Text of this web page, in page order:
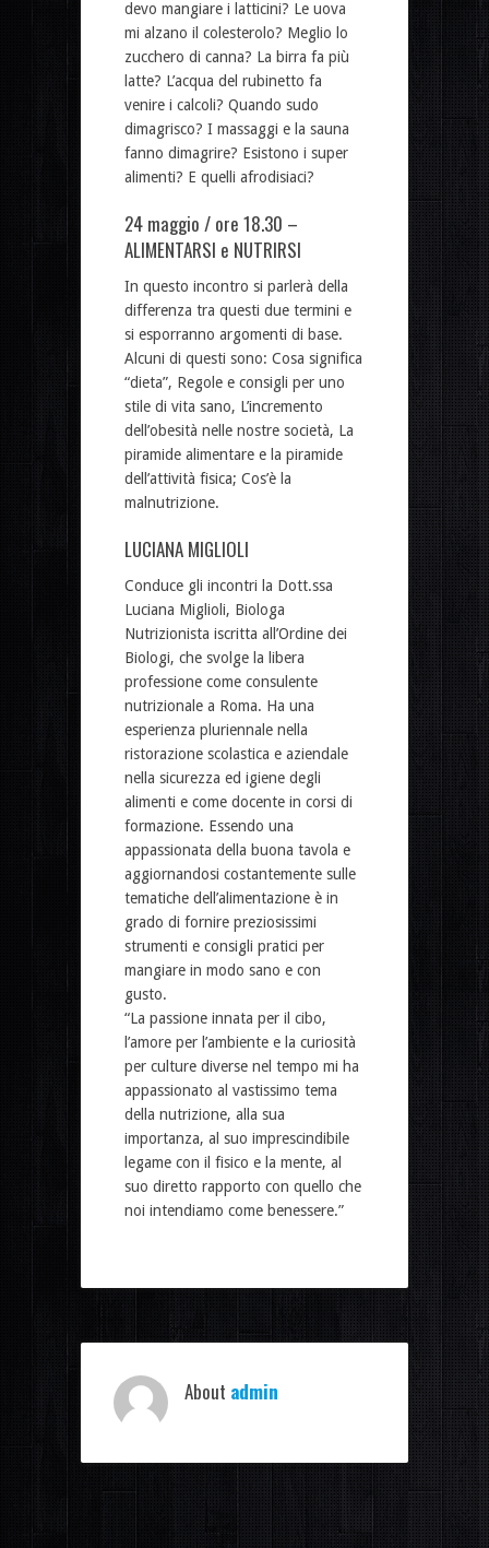
devo mangiare i latticini? Le uova
mi alzano il colesterolo? Meglio lo
zucchero di canna? La birra fa più
latte? L’acqua del rubinetto fa
venire i calcoli? Quando sudo
dimagrisco? I massaggi e la sauna
fanno dimagrire? Esistono i super
alimenti? E quelli afrodisiaci?
24 maggio / ore 18.30 –
ALIMENTARSI e NUTRIRSI
In questo incontro si parlerà della
differenza tra questi due termini e
si esporranno argomenti di base.
Alcuni di questi sono: Cosa significa
“dieta”, Regole e consigli per uno
stile di vita sano, L’incremento
dell’obesità nelle nostre società, La
piramide alimentare e la piramide
dell’attività fisica; Cos’è la
malnutrizione.
LUCIANA MIGLIOLI
Conduce gli incontri la Dott.ssa
Luciana Miglioli, Biologa
Nutrizionista iscritta all’Ordine dei
Biologi, che svolge la libera
professione come consulente
nutrizionale a Roma. Ha una
esperienza pluriennale nella
ristorazione scolastica e aziendale
nella sicurezza ed igiene degli
alimenti e come docente in corsi di
formazione. Essendo una
appassionata della buona tavola e
aggiornandosi costantemente sulle
tematiche dell’alimentazione è in
grado di fornire preziosissimi
strumenti e consigli pratici per
mangiare in modo sano e con
gusto.
“La passione innata per il cibo,
l’amore per l’ambiente e la curiosità
per culture diverse nel tempo mi ha
appassionato al vastissimo tema
della nutrizione, alla sua
importanza, al suo imprescindibile
legame con il fisico e la mente, al
suo diretto rapporto con quello che
noi intendiamo come benessere.”
About admin